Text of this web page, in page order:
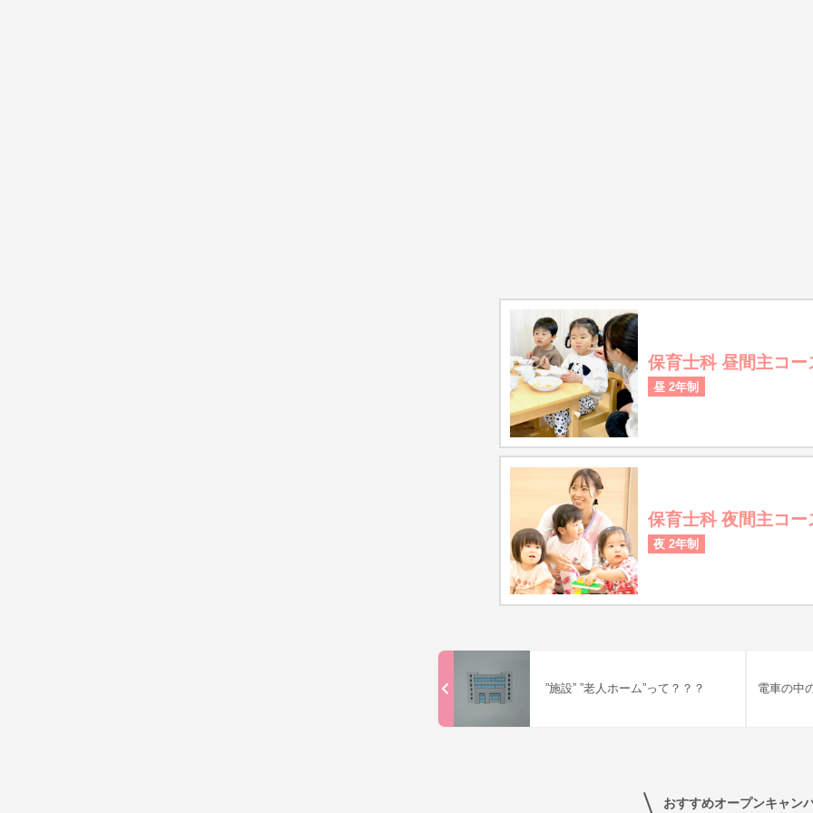
保育士科 昼間主コー
昼 2年制
保育士科 夜間主コー
夜 2年制
”施設” ”老人ホーム”って？？？ 電車の中
おすすめオープンキャン